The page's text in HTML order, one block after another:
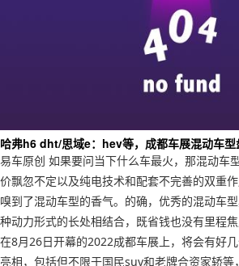
哈弗h6 dht/思域e：hev等，成都车展混动车型
易车原创 如果要问当下什么车最火，那混动车
价飘忽不定以及纯电技术和配套不完善的双重
嗅到了混动车型的香气。的确，优秀的混动车
种动力形式的长处相结合，既省钱也没有里程焦
在8月26日开幕的2022成都车展上，将会有好
亮相，包括但不限于国民suv和老牌合资家轿